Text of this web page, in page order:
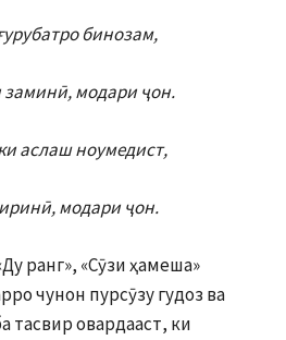
бинозам,
заминӣ, модари ҷон.
аслаш ноумедист,
модари ҷон.
ранг», «Сӯзи ҳамеша»
чунон пурсӯзу гудоз ва
тасвир овардааст, ки